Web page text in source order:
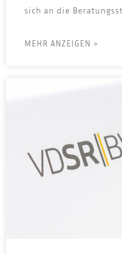
sich an die
MEHR ANZEIGEN >